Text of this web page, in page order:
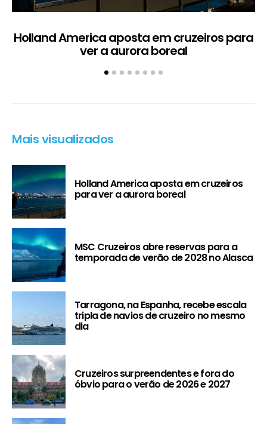
Holland America aposta em cruzeiros para
ver a aurora boreal
Mais visualizados
Holland America aposta em cruzeiros
para ver a aurora boreal
MSC Cruzeiros abre reservas para a
temporada de verão de 2028 no Alasca
Tarragona, na Espanha, recebe escala
tripla de navios de cruzeiro no mesmo
dia
Cruzeiros surpreendentes e fora do
óbvio para o verão de 2026 e 2027